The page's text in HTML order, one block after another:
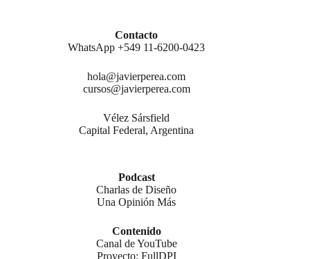
Contacto
WhatsApp +549 11-6200-0423
hola@javierperea.com
cursos@javierperea.com
Vélez Sársfield
Capital Federal, Argentina
Podcast
Charlas de Diseño
Una Opinión Más
Contenido
Canal de YouTube
Proyecto: FullDPI